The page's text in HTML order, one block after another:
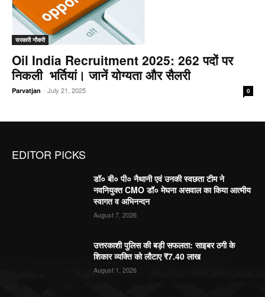
सरकारी नौकरी
Oil India Recruitment 2025: 262 पदों पर
निकली भर्तियां। जानें योग्यता और सैलरी
Parvatjan -July 21, 2025 0
EDITOR PICKS
डॉ० बी० पी० नैथानी एवं उनकी स्वछता टीम ने
नवनियुक्त CMO डॉ० मेघना असवाल का किया आत्मीय
स्वागत व अभिनन्दन
August 7, 2026
उत्तरकाशी पुलिस की बड़ी सफलता: साइबर ठगी के
शिकार व्यक्ति को लौटाए ₹7.40 लाख
August 1, 2026